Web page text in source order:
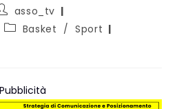
asso_tv
Basket / Sport
Pubblicità